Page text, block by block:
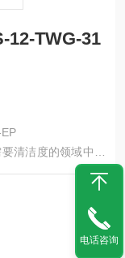
12-TWG-31
清洁度的领域中，
电话咨询